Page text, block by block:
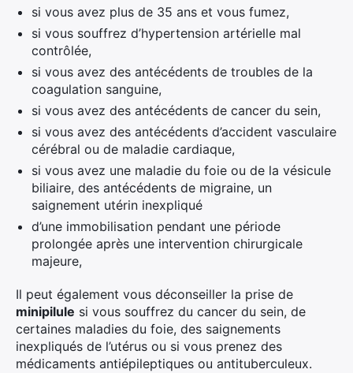
si vous avez plus de 35 ans et vous fumez,
si vous souffrez d’hypertension artérielle mal
contrôlée,
si vous avez des antécédents de troubles de la
coagulation sanguine,
si vous avez des antécédents de cancer du sein,
si vous avez des antécédents d’accident vasculaire
cérébral ou de maladie cardiaque,
si vous avez une maladie du foie ou de la vésicule
biliaire, des antécédents de migraine, un
saignement utérin inexpliqué
d’une immobilisation pendant une période
prolongée après une intervention chirurgicale
majeure,
Il peut également vous déconseiller la prise de
minipilule si vous souffrez du cancer du sein, de
certaines maladies du foie, des saignements
inexpliqués de l’utérus ou si vous prenez des
médicaments antiépileptiques ou antituberculeux.